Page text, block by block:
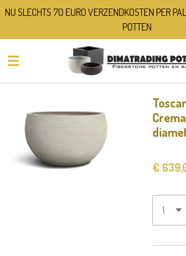
Ga
naar
de
NU SLECHTS 70 EURO VERZENDKOSTEN PER
POTTEN
€